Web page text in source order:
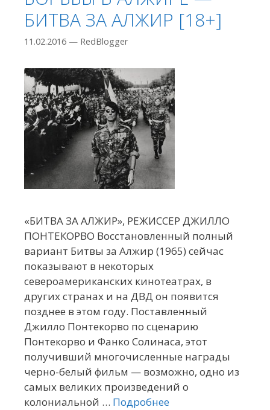
БИТВА ЗА АЛЖИР [18+]
11.02.2016 — RedBlogger
«БИТВА ЗА АЛЖИР», РЕЖИССЕР ДЖИЛЛО
ПОНТЕКОРВО Восстановленный полный
вариант Битвы за Алжир (1965) сейчас
показывают в некоторых
североамериканских кинотеатрах, в
других странах и на ДВД он появится
позднее в этом году. Поставленный
Джилло Понтекорво по сценарию
Понтекорво и Фанко Солинаса, этот
получивший многочисленные награды
черно-белый фильм — возможно, одно из
самых великих произведений о
колониальной … Подробнее